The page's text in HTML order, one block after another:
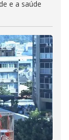
e a saúde